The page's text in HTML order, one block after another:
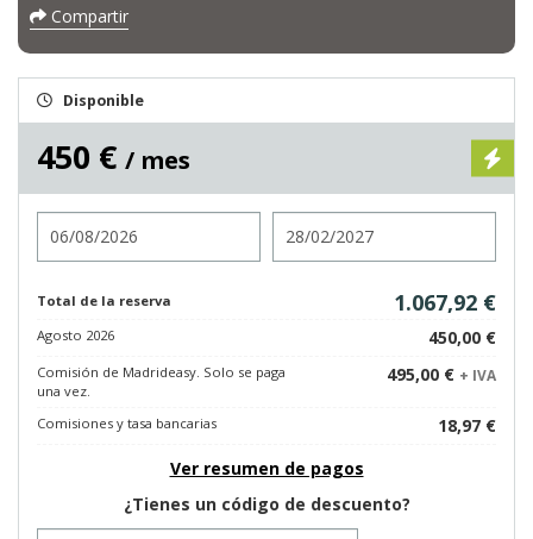
Compartir
Disponible
450 € / mes
Total de la reserva 1.067,92 €
Agosto 2026 450,00 €
Comisión de Madrideasy. Solo se paga
una vez.
495,00 € + IVA
Comisiones y tasa bancarias
18,97 €
Ver resumen de pagos
¿Tienes un código de descuento?